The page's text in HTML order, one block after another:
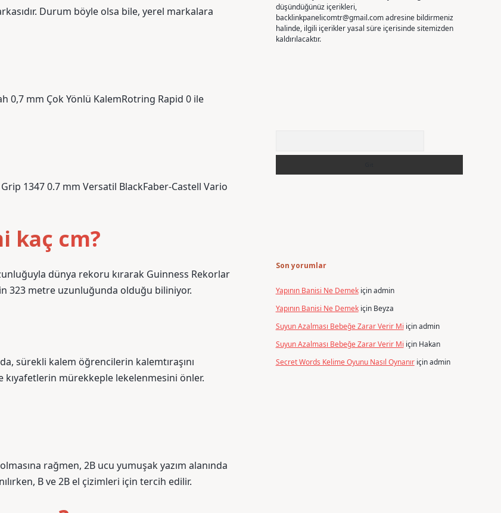
Durum böyle olsa bile, yerel markalara
0,7 mm Çok Yönlü KalemRotring Rapid 0 ile
1347 0.7 mm Versatil BlackFaber-Castell Vario
kaç cm?
dünya rekoru kırarak Guinness Rekorlar
323 metre uzunluğunda olduğu biliniyor.
sürekli kalem öğrencilerin kalemtıraşını
kıyafetlerin mürekkeple lekelenmesini önler.
rağmen, 2B ucu yumuşak yazım alanında
B ve 2B el çizimleri için tercih edilir.
düşündüğünüz içerikleri,
backlinkpanelicomtr@gmail.comadresine bildirmeniz
halinde, ilgili içerikler yasal süre içerisinde sitemizden
kaldırılacaktır.
Son yorumlar
Yapının Banisi Ne Demekiçinadmin
Yapının Banisi Ne Demekiçin Beyza
Suyun Azalması Bebeğe Zarar Verir Mi içinadmin
Suyun Azalması Bebeğe Zarar Verir Mi için Hakan
Secret Words Kelime Oyunu Nasıl Oynanıriçinadmin